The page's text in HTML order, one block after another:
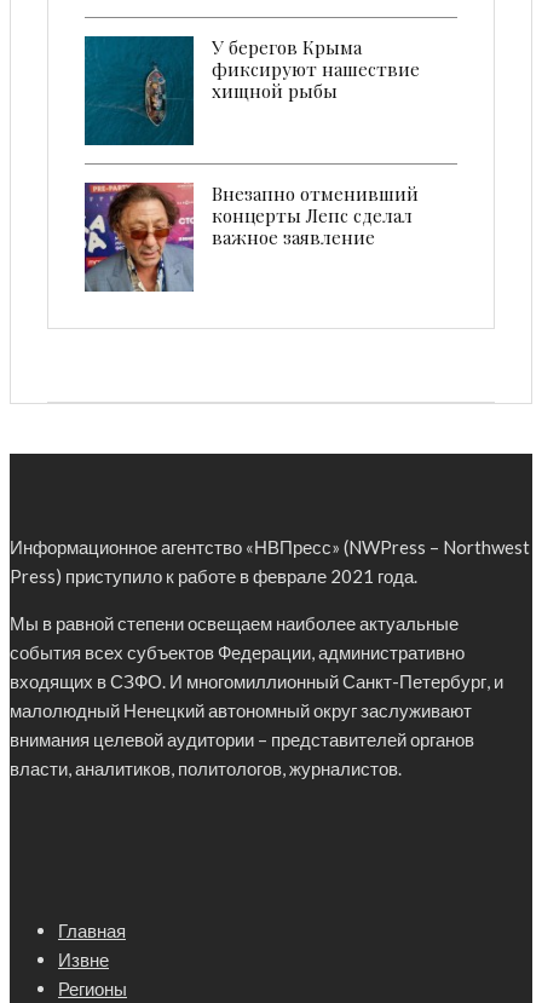
У берегов Крыма
фиксируют нашествие
хищной рыбы
Внезапно отменивший
концерты Лепс сделал
важное заявление
Информационное агентство «НВПресс» (NWPress – Northwest
Press) приступило к работе в феврале 2021 года.
Мы в равной степени освещаем наиболее актуальные
события всех субъектов Федерации, административно
входящих в СЗФО. И многомиллионный Санкт-Петербург, и
малолюдный Ненецкий автономный округ заслуживают
внимания целевой аудитории – представителей органов
власти, аналитиков, политологов, журналистов.
Главная
Извне
Регионы